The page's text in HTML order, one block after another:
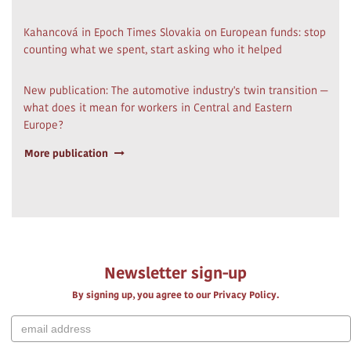
Kahancová in Epoch Times Slovakia on European funds: stop
counting what we spent, start asking who it helped
New publication: The automotive industry's twin transition —
what does it mean for workers in Central and Eastern
Europe?
More publication
Newsletter sign-up
By signing up, you agree to our Privacy Policy.